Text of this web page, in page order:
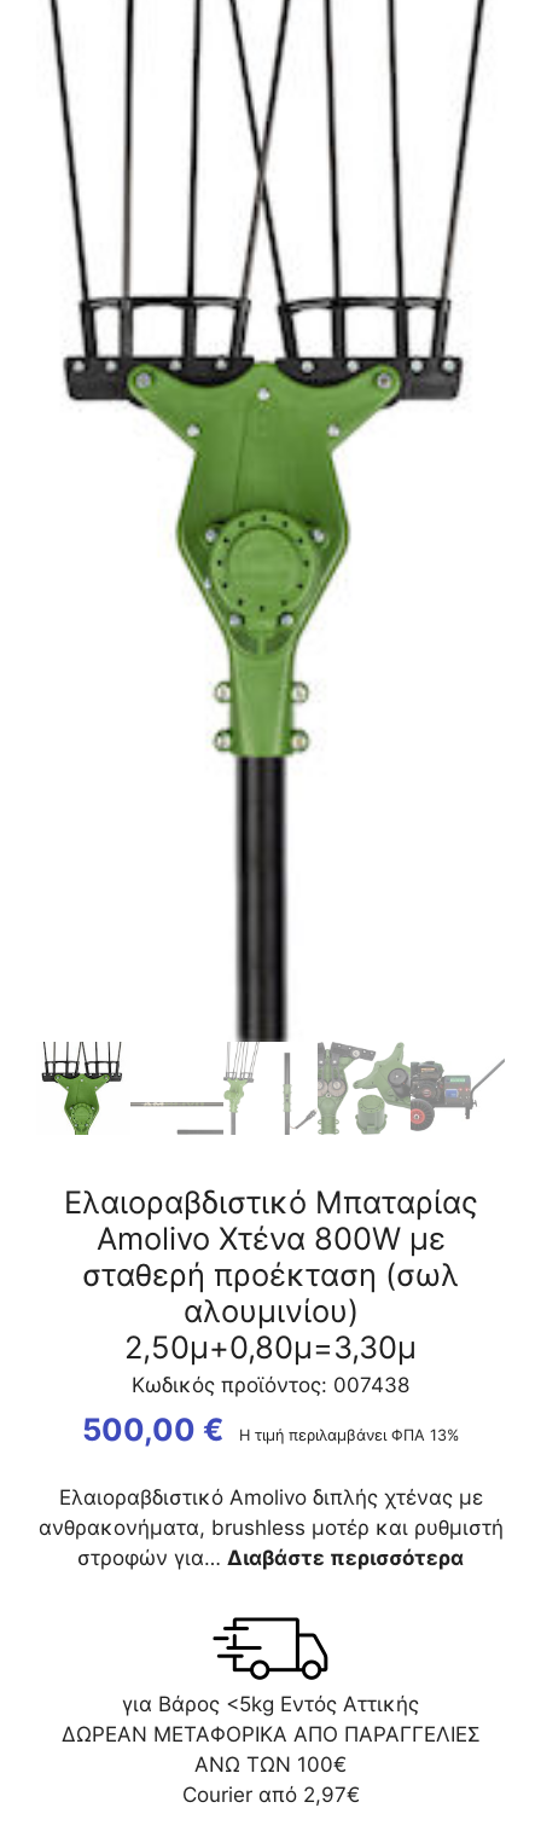
Ελαιοραβδιστικό Μπαταρίας
Amolivo Χτένα 800W με
σταθερή προέκταση (σωλ
αλουμινίου)
2,50μ+0,80μ=3,30μ
Κωδικός προϊόντος: 007438
500,00 € Η τιμή περιλαμβάνει ΦΠΑ 13%
Ελαιοραβδιστικό Amolivo διπλής χτένας με
ανθρακονήματα, brushless μοτέρ και ρυθμιστή
στροφών για… Διαβάστε περισσότερα
για Βάρος <5kg Εντός Αττικής
ΔΩΡΕΑΝ ΜΕΤΑΦΟΡΙΚΑ ΑΠΟ ΠΑΡΑΓΓΕΛΙΕΣ
ΑΝΩ ΤΩΝ 100€
Courier από 2,97€
σταθερή
προέκταση
(σωλ
αλουμινίου)
2,50μ+0,80μ=3,30μ
ποσότητα